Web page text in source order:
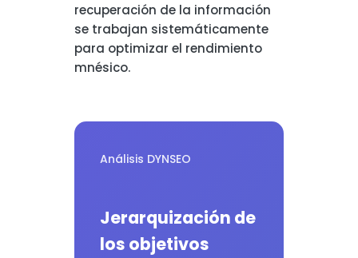
recuperación de la información
se trabajan sistemáticamente
para optimizar el rendimiento
mnésico.
Análisis DYNSEO
Jerarquización de
los objetivos